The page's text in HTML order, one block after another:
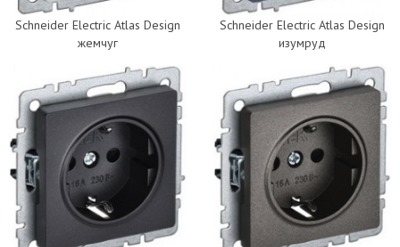
Schneider Electric Atlas Design
жемчуг
Schneider Electric Atlas Design
изумруд